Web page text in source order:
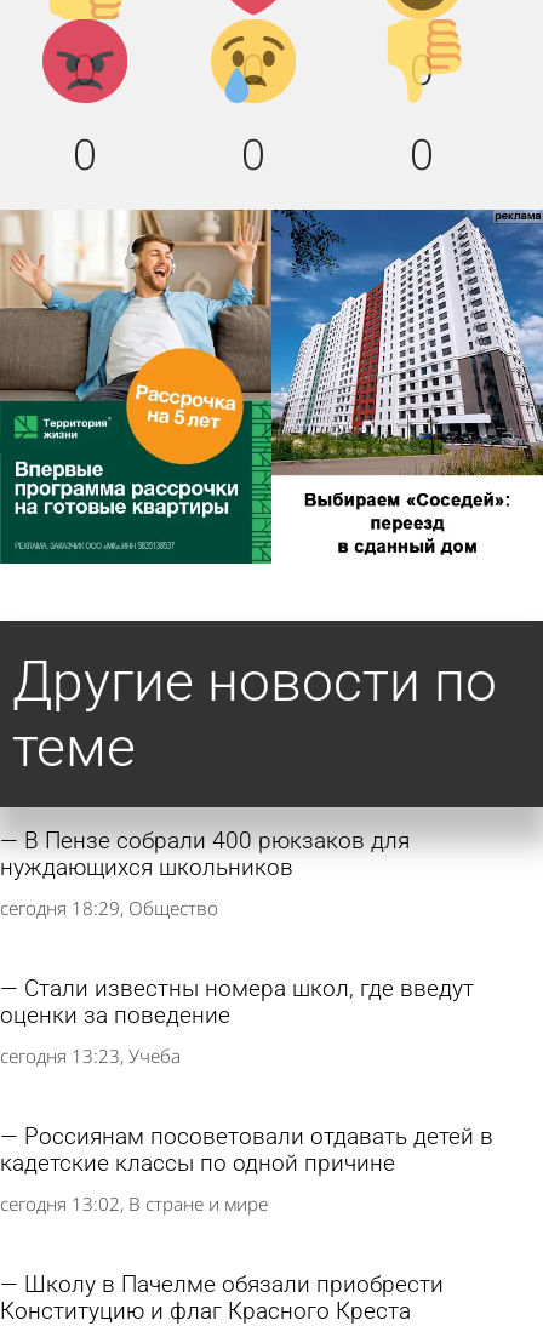
0 0 0
Агрессия!
0
Грусть :
(
0
Палец
вниз!
0
Другие новости по
теме
В Пензе собрали 400 рюкзаков для
нуждающихся школьников
сегодня 18:29 Общество
Стали известны номера школ, где введут
оценки за поведение
сегодня 13:23 Учеба
Россиянам посоветовали отдавать детей в
кадетские классы по одной причине
сегодня 13:02 В стране и мире
Школу в Пачелме обязали приобрести
Конституцию и флаг Красного Креста